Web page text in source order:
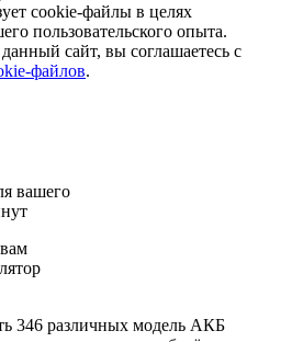
cookie-файлы в целях
пользовательского опыта.
сайт, вы соглашаетесь с
файлов.
вашего
346 различных модель АКБ